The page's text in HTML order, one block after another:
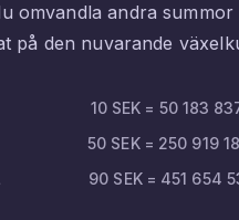
omvandla andra
på den nuvarande
10 SEK = 50 183
50 SEK= 250 919
90 SEK= 451 654